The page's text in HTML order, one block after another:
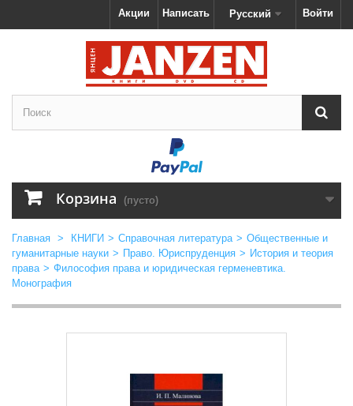
Войти
Русский
Написать
Акции
Корзина (пусто)
Главная > КНИГИ > Справочная литература > Общественные и
гуманитарные науки > Право. Юриспруденция > История и теория
права > Философия права и юридическая герменевтика.
Монография